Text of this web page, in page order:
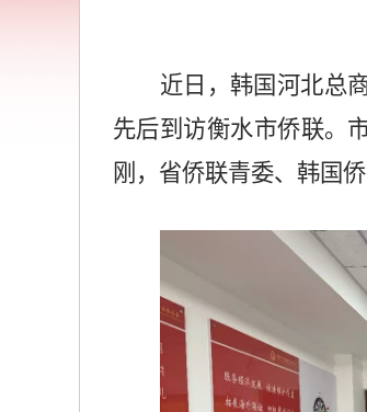
近日，韩国河北总
先后到访衡水市侨联。
刚，省侨联青委、韩国